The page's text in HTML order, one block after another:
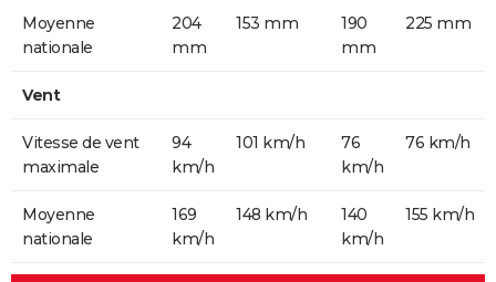
Moyenne
nationale
204
mm
153 mm
190
mm
225 mm
Vent
Vitesse de vent
maximale
94
km/h
101 km/h
76
km/h
76 km/h
Moyenne
nationale
169
km/h
148 km/h
140
km/h
155 km/h